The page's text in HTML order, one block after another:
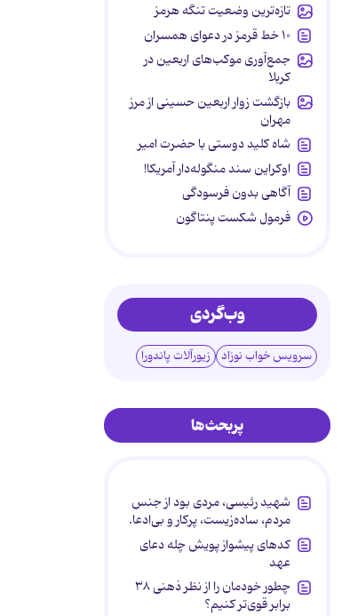
تازه‌ترین وضعیت تنگه هرمز
۱۰ خط قرمز در دعوای همسران
جمع‌آوری موکب‌های اربعین در
کربلا
بازگشت زوار اربعین حسینی از مرز
مهران
شاه کلید دوستی با حضرت امیر
اوکراین سند منگوله‌دار آمریکا!
آگاهی بدون فرسودگی
فرمول شکست پنتاگون
وب‌گردی
سرویس خواب نوزاد زیورآلات پاندورا
پربحث‌ها
شهید رئیسی، مردی بود از جنس
مردم، ساده‌زیست، پرکار و بی‌ادعا.
کدهای پیشواز پویش چله دعای
عهد
چطور خودمان را از نظر ذهنی ۳۸
برابر قوی‌تر کنیم؟